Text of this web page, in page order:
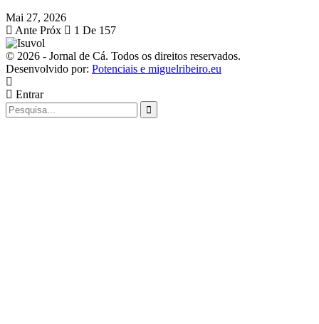
Mai 27, 2026
Ante Próx 1 De 157
© 2026 - Jornal de Cá. Todos os direitos reservados.
Desenvolvido por: Potenciais e miguelribeiro.eu
Entrar